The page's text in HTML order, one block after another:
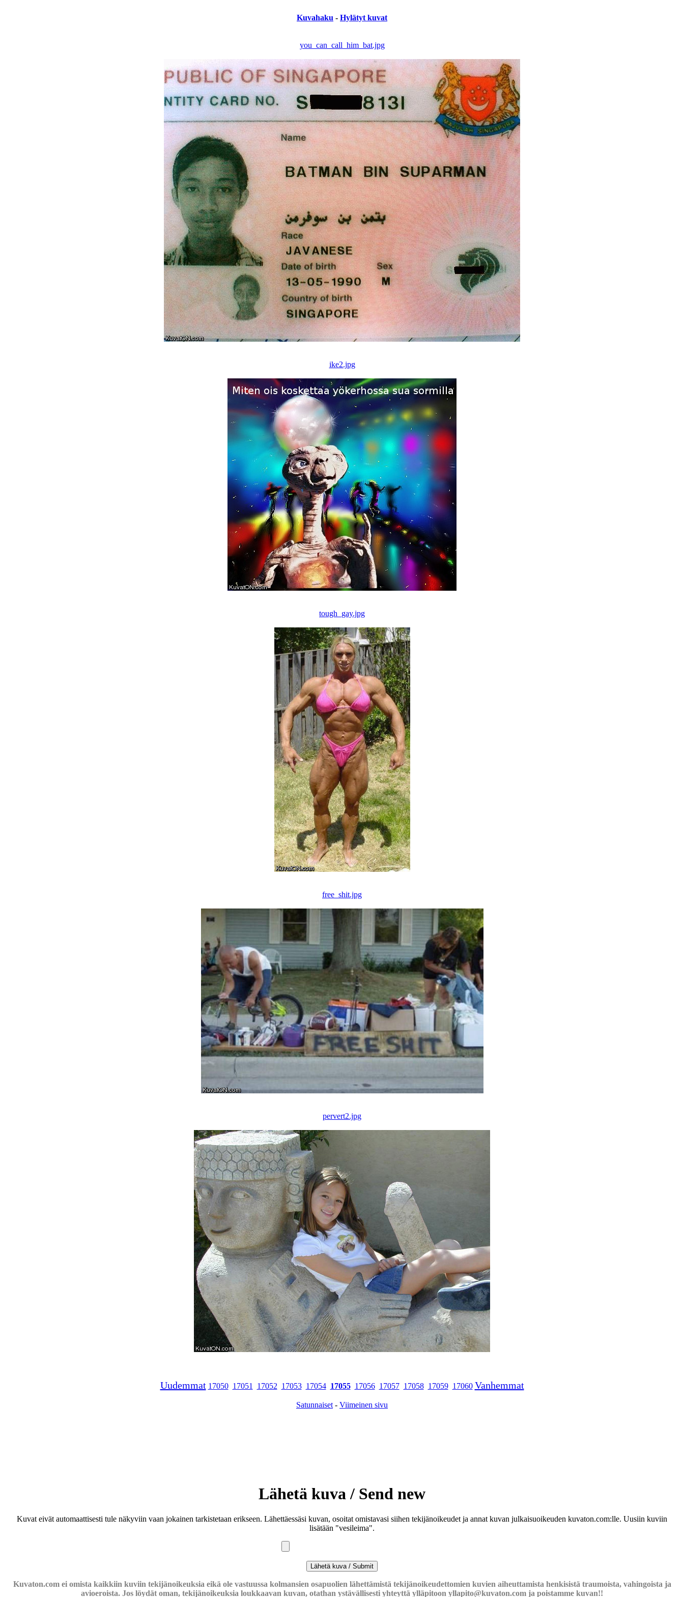
Kuvahaku - Hylätyt kuvat
you_can_call_him_bat.jpg
ike2.jpg
tough_gay.jpg
free_shit.jpg
pervert2.jpg
Uudemmat 17050 17051 17052 17053 17054 17055 17056 17057 17058 17059 17060 Vanhemmat
Satunnaiset - Viimeinen sivu
Lähetä kuva / Send new
Kuvat eivät automaattisesti tule näkyviin vaan jokainen tarkistetaan erikseen. Lähettäessäsi kuvan, osoitat omistavasi siihen tekijänoikeudet ja annat kuvan julkaisuoikeuden kuvaton.com:lle. Uusiin kuviin
lisätään "vesileima".
Kuvaton.com ei omista kaikkiin kuviin tekijänoikeuksia eikä ole vastuussa kolmansien osapuolien lähettämistä tekijänoikeudettomien kuvien aiheuttamista henkisistä traumoista, vahingoista ja
avioeroista. Jos löydät oman, tekijänoikeuksia loukkaavan kuvan, otathan ystävällisesti yhteyttä ylläpitoon yllapito@kuvaton.com ja poistamme kuvan!!